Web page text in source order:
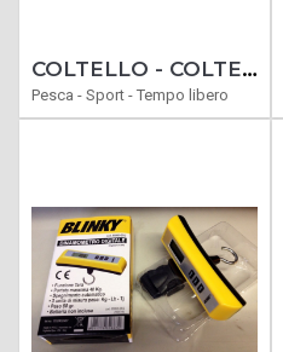
COLTELLO - COLTELLI SERRAMANICO CACCIA MODELLO CIVETTA
Pesca - Sport - Tempo libero